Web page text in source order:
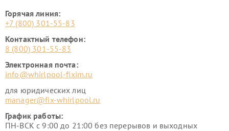
Горячая линия:
+7 (800) 301-55-83
Контактный телефон:
8 (800) 301-55-83
Электронная почта:
info@whirlpool-fixim.ru
для юридических лиц
manager@fix-whirlpool.ru
График работы:
ПН-ВСК с 9:00 до 21:00 без перерывов и выходных